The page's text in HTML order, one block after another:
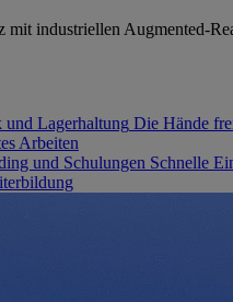
mit industriellen Augmented-
Lagerhaltung Die Hände
Arbeiten
und Schulungen Schnelle